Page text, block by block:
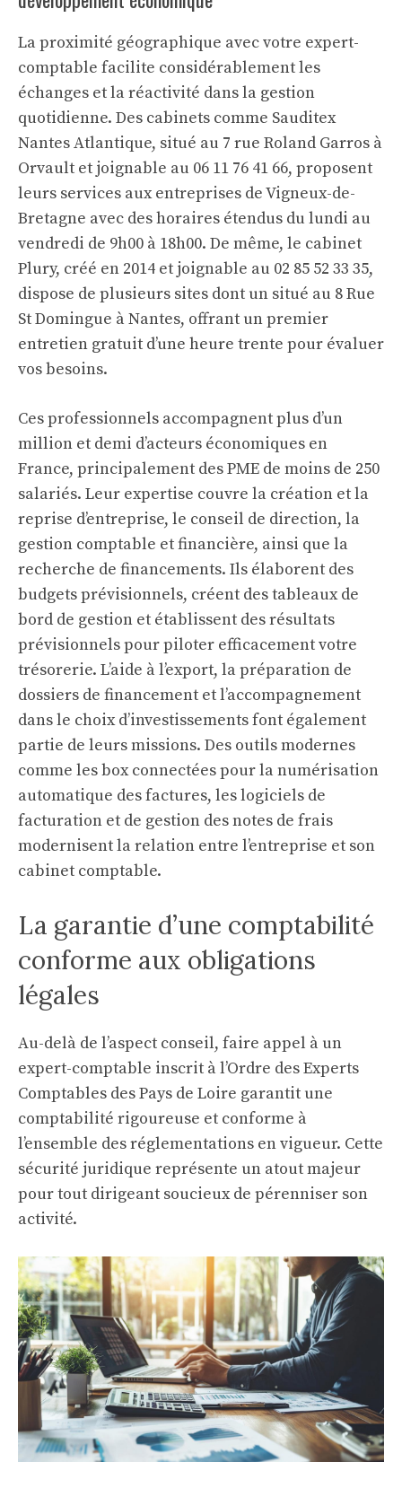
La proximité géographique avec votre expert-
comptable facilite considérablement les
échanges et la réactivité dans la gestion
quotidienne. Des cabinets comme Sauditex
Nantes Atlantique, situé au 7 rue Roland Garros à
Orvault et joignable au 06 11 76 41 66, proposent
leurs services aux entreprises de Vigneux-de-
Bretagne avec des horaires étendus du lundi au
vendredi de 9h00 à 18h00. De même, le cabinet
Plury, créé en 2014 et joignable au 02 85 52 33 35,
dispose de plusieurs sites dont un situé au 8 Rue
St Domingue à Nantes, offrant un premier
entretien gratuit d’une heure trente pour évaluer
vos besoins.
Ces professionnels accompagnent plus d’un
million et demi d’acteurs économiques en
France, principalement des PME de moins de 250
salariés. Leur expertise couvre la création et la
reprise d’entreprise, le conseil de direction, la
gestion comptable et financière, ainsi que la
recherche de financements. Ils élaborent des
budgets prévisionnels, créent des tableaux de
bord de gestion et établissent des résultats
prévisionnels pour piloter efficacement votre
trésorerie. L’aide à l’export, la préparation de
dossiers de financement et l’accompagnement
dans le choix d’investissements font également
partie de leurs missions. Des outils modernes
comme les box connectées pour la numérisation
automatique des factures, les logiciels de
facturation et de gestion des notes de frais
modernisent la relation entre l’entreprise et son
cabinet comptable.
La garantie d’une comptabilité
conforme aux obligations
légales
Au-delà de l’aspect conseil, faire appel à un
expert-comptable inscrit à l’Ordre des Experts
Comptables des Pays de Loire garantit une
comptabilité rigoureuse et conforme à
l’ensemble des réglementations en vigueur. Cette
sécurité juridique représente un atout majeur
pour tout dirigeant soucieux de pérenniser son
activité.